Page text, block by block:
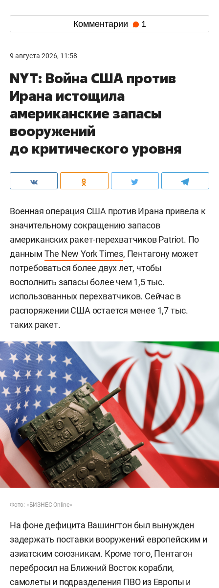
Комментарии 1
9 августа 2026, 11:58
NYT: Война США против
Ирана истощила
американские запасы
вооружений
до критического уровня
Военная операция США против Ирана привела к
значительному сокращению запасов
американских ракет-перехватчиков Patriot. По
данным The New York Times, Пентагону может
потребоваться более двух лет, чтобы
восполнить запасы более чем 1,5 тыс.
использованных перехватчиков. Сейчас в
распоряжении США остается менее 1,7 тыс.
таких ракет.
Фото: «БИЗНЕС Online»
На фоне дефицита Вашингтон был вынужден
задержать поставки вооружений европейским и
азиатским союзникам. Кроме того, Пентагон
перебросил на Ближний Восток корабли,
самолеты и подразделения ПВО из Европы и